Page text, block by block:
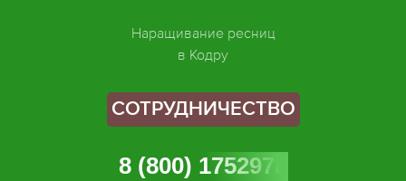
Наращивание ресниц
в Кодру
СОТРУДНИЧЕСТВО
8 (800) 1752978